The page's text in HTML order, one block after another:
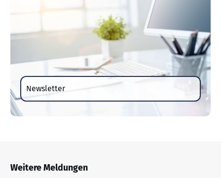
Newsletter
Weitere Meldungen